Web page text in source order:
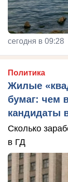
сегодня в 09:28
Политика
Жилые
бумаг: чем
кандидаты
Сколько
в ГД